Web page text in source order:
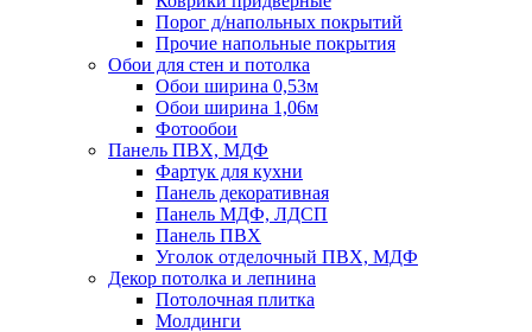
Порог д/напольных покрытий
Прочие напольные покрытия
Обои для стен и потолка
Обои ширина 0,53м
Обои ширина 1,06м
Фотообои
Панель ПВХ, МДФ
Фартук для кухни
Панель декоративная
Панель МДФ, ЛДСП
Панель ПВХ
Уголок отделочный ПВХ, МДФ
Декор потолка и лепнина
Потолочная плитка
Молдинги